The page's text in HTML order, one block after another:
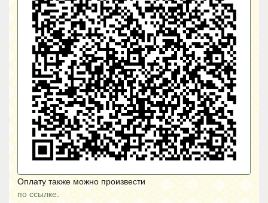
Оплату также можно произвести
по ссылке.